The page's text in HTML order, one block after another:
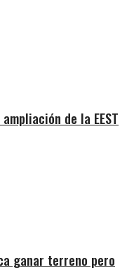
de la EEST
ganar terreno pero